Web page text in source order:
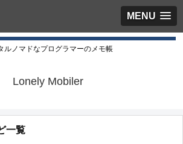
MENU
ルノマドなプログラマーのメモ帳
Lonely Mobiler
一覧